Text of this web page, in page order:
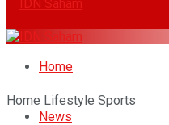
Home
News
Home Lifestyle Sports